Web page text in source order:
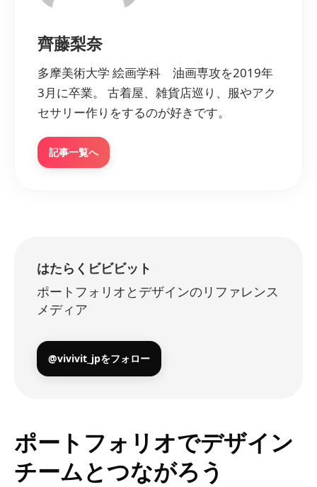
齊藤梨奈
多摩美術大学 絵画学科 油画専攻を2019年
3月に卒業。 古着屋、雑貨店巡り、服やアク
セサリー作りをするのが好きです。
記事一覧へ
はたらくビビビット
ポートフォリオとデザインのリファレンス
メディア
@vivivit_jpをフォロー
ポートフォリオでデザイン
チームとつながろう